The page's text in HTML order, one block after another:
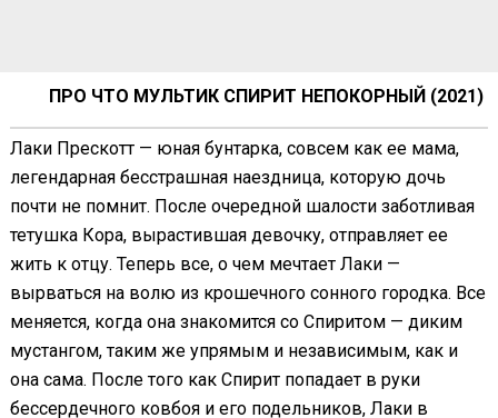
ПРО ЧТО МУЛЬТИК СПИРИТ НЕПОКОРНЫЙ (2021)
Лаки Прескотт — юная бунтарка, совсем как ее мама,
легендарная бесстрашная наездница, которую дочь
почти не помнит. После очередной шалости заботливая
тетушка Кора, вырастившая девочку, отправляет ее
жить к отцу. Теперь все, о чем мечтает Лаки —
вырваться на волю из крошечного сонного городка. Все
меняется, когда она знакомится со Спиритом — диким
мустангом, таким же упрямым и независимым, как и
она сама. После того как Спирит попадает в руки
бессердечного ковбоя и его подельников, Лаки в